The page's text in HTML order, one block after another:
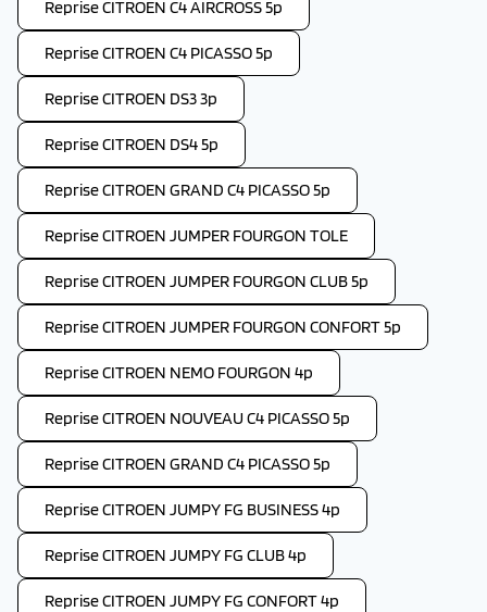
Reprise CITROEN C4 AIRCROSS 5p
Reprise CITROEN C4 PICASSO 5p
Reprise CITROEN DS3 3p
Reprise CITROEN DS4 5p
Reprise CITROEN GRAND C4 PICASSO 5p
Reprise CITROEN JUMPER FOURGON TOLE
Reprise CITROEN JUMPER FOURGON CLUB 5p
Reprise CITROEN JUMPER FOURGON CONFORT 5p
Reprise CITROEN NEMO FOURGON 4p
Reprise CITROEN NOUVEAU C4 PICASSO 5p
Reprise CITROEN GRAND C4 PICASSO 5p
Reprise CITROEN JUMPY FG BUSINESS 4p
Reprise CITROEN JUMPY FG CLUB 4p
Reprise CITROEN JUMPY FG CONFORT 4p